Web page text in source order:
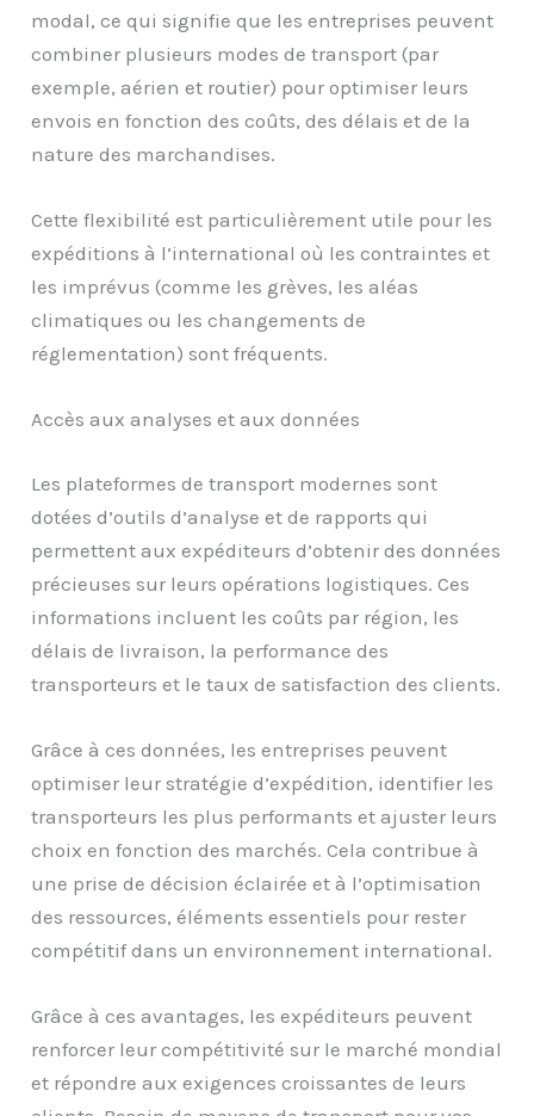
modal, ce qui signifie que les entreprises peuvent
combiner plusieurs modes de transport (par
exemple, aérien et routier) pour optimiser leurs
envois en fonction des coûts, des délais et de la
nature des marchandises.
Cette flexibilité est particulièrement utile pour les
expéditions à l’international où les contraintes et
les imprévus (comme les grèves, les aléas
climatiques ou les changements de
réglementation) sont fréquents.
Accès aux analyses et aux données
Les plateformes de transport modernes sont
dotées d’outils d’analyse et de rapports qui
permettent aux expéditeurs d’obtenir des données
précieuses sur leurs opérations logistiques. Ces
informations incluent les coûts par région, les
délais de livraison, la performance des
transporteurs et le taux de satisfaction des clients.
Grâce à ces données, les entreprises peuvent
optimiser leur stratégie d’expédition, identifier les
transporteurs les plus performants et ajuster leurs
choix en fonction des marchés. Cela contribue à
une prise de décision éclairée et à l’optimisation
des ressources, éléments essentiels pour rester
compétitif dans un environnement international.
Grâce à ces avantages, les expéditeurs peuvent
renforcer leur compétitivité sur le marché mondial
et répondre aux exigences croissantes de leurs